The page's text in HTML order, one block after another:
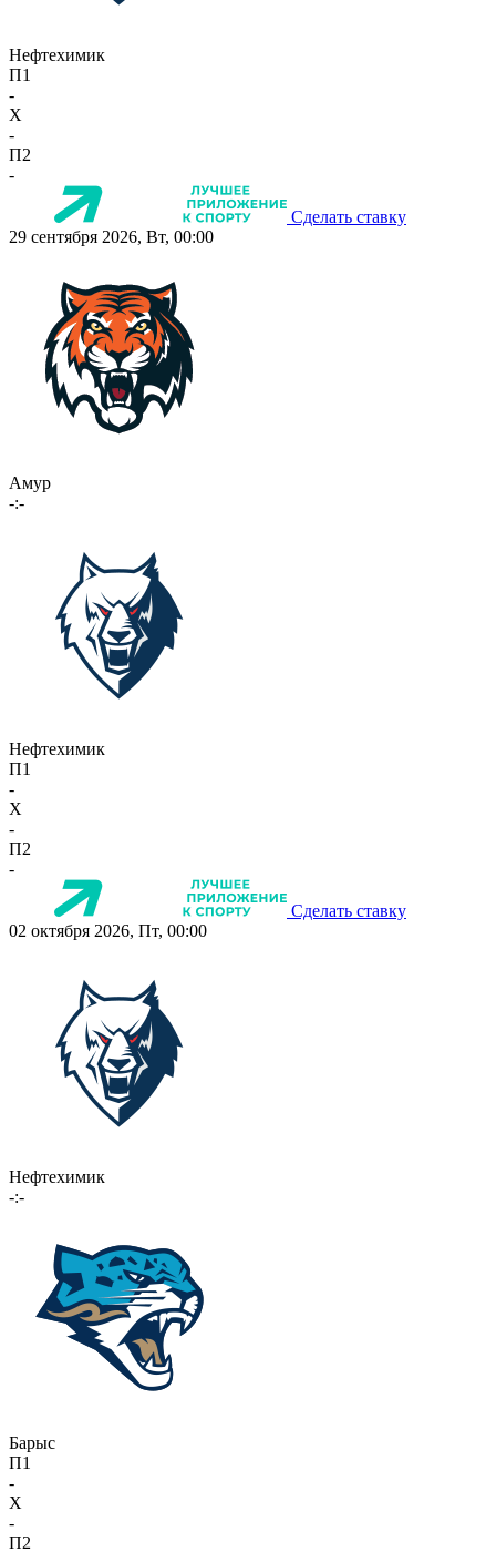
Нефтехимик
П1
-
X
-
П2
-
Сделать ставку
29 сентября 2026, Вт, 00:00
Амур
-:-
Нефтехимик
П1
-
X
-
П2
-
Сделать ставку
02 октября 2026, Пт, 00:00
Нефтехимик
-:-
Барыс
П1
-
X
-
П2